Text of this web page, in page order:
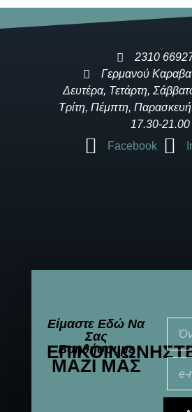
2310
Γερμανού
Δευτέρα, Τετάρτη,
Τρίτη, Πέμπτη,
17.30-21.00
Facebook
Είμαστε Εδώ Να
Σας
Βοηθήσουμε
ΜΑΖΊ ΜΑΣ